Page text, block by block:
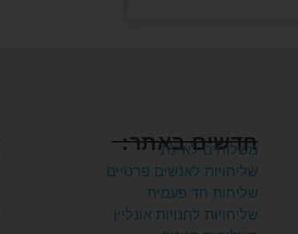
חדשים באתר:
משלוחים לאילת
שליחויות לאנשים פרטיים
שליחות חד פעמית
שליחויות לחנויות אונליין